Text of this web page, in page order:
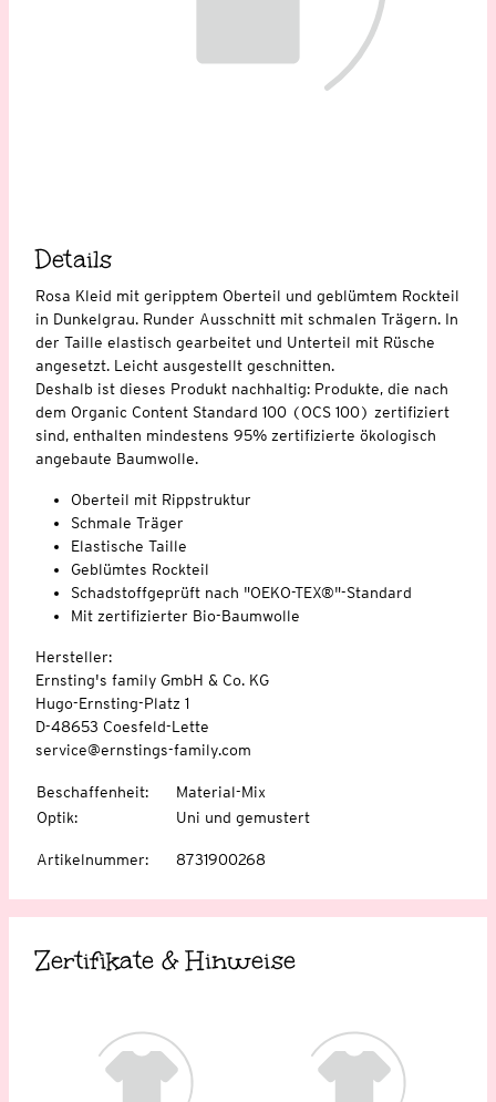
Details
Rosa Kleid mit geripptem Oberteil und geblümtem Rockteil
in Dunkelgrau. Runder Ausschnitt mit schmalen Trägern. In
der Taille elastisch gearbeitet und Unterteil mit Rüsche
angesetzt. Leicht ausgestellt geschnitten.
Deshalb ist dieses Produkt nachhaltig: Produkte, die nach
dem Organic Content Standard 100 (OCS 100) zertifiziert
sind, enthalten mindestens 95% zertifizierte ökologisch
angebaute Baumwolle.
Oberteil mit Rippstruktur
Schmale Träger
Elastische Taille
Geblümtes Rockteil
Schadstoffgeprüft nach "OEKO-TEX®"-Standard
Mit zertifizierter Bio-Baumwolle
Hersteller:
Ernsting's family GmbH & Co. KG
Hugo-Ernsting-Platz 1
D-48653 Coesfeld-Lette
service@ernstings-family.com
Beschaffenheit:
Material-Mix
Optik: Uni und gemustert
Artikelnummer: 8731900268
Zertifikate & Hinweise